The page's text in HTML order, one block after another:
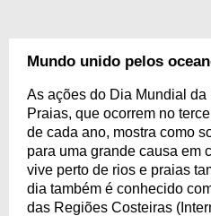
Mundo unido pelos
As ações do Dia Mundial
Praias, que ocorrem no
de cada ano, mostra como
para uma grande causa em
vive perto de rios e praias
dia também é conhecido
das Regiões Costeiras